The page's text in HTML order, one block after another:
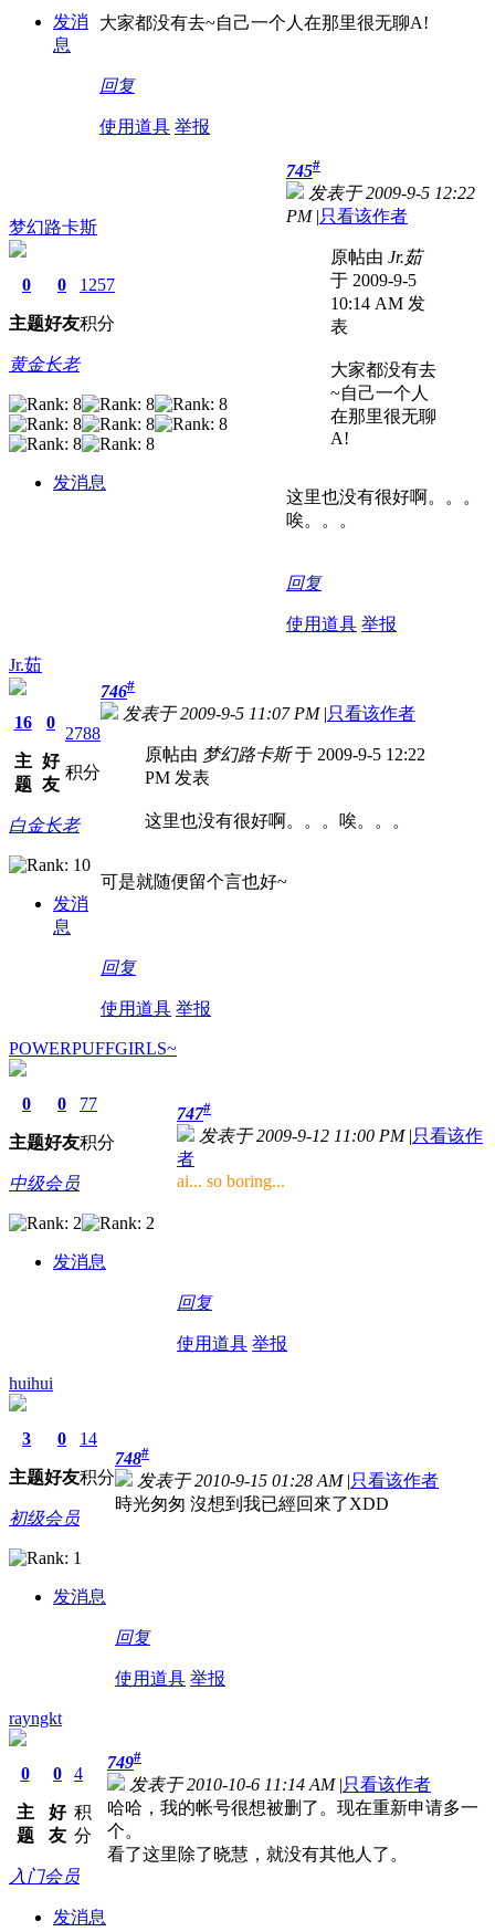
发消
息
大家都没有去~自己一个人在那里很无聊A!
回复
使用道具 举报
梦幻路卡斯
0
主题
0
好友
1257
积分
黄金长老
发消息
745#
发表于 2009-9-5 12:22
PM |只看该作者
原帖由 Jr.茹
于 2009-9-5
10:14 AM 发
表
大家都没有去
~自己一个人
在那里很无聊
A!
这里也没有很好啊。。。
唉。。。
回复
使用道具 举报
Jr.茹
16
主
题
0
好
友
2788
积分
白金长老
发消
息
746#
发表于 2009-9-5 11:07 PM |只看该作者
原帖由 梦幻路卡斯于 2009-9-5 12:22
PM 发表
这里也没有很好啊。。。唉。。。
可是就随便留个言也好~
回复
使用道具 举报
POWERPUFFGIRLS~
0
主题
0
好友
77
积分
中级会员
发消息
747#
发表于 2009-9-12 11:00 PM |只看该作
者
ai... so boring...
回复
使用道具 举报
huihui
3
主题
0
好友
14
积分
初级会员
发消息
748#
发表于 2010-9-15 01:28 AM |只看该作者
時光匆匆 沒想到我已經回來了XDD
回复
使用道具 举报
rayngkt
0
主
题
0
好
友
4
积
分
入门会员
发消息
749#
发表于 2010-10-6 11:14 AM |只看该作者
哈哈，我的帐号很想被删了。现在重新申请多一
个。
看了这里除了晓慧，就没有其他人了。